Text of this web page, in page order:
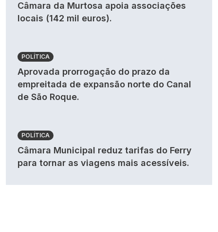
Câmara da Murtosa apoia associações
locais (142 mil euros).
POLÍTICA
Aprovada prorrogação do prazo da
empreitada de expansão norte do Canal
de São Roque.
POLÍTICA
Câmara Municipal reduz tarifas do Ferry
para tornar as viagens mais acessíveis.